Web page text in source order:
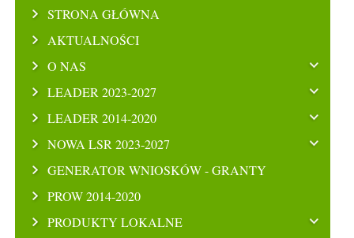
STRONA GŁÓWNA
AKTUALNOŚCI
O NAS
LEADER 2023-2027
LEADER 2014-2020
NOWA LSR 2023-2027
GENERATOR WNIOSKÓW - GRANTY
PROW 2014-2020
PRODUKTY LOKALNE